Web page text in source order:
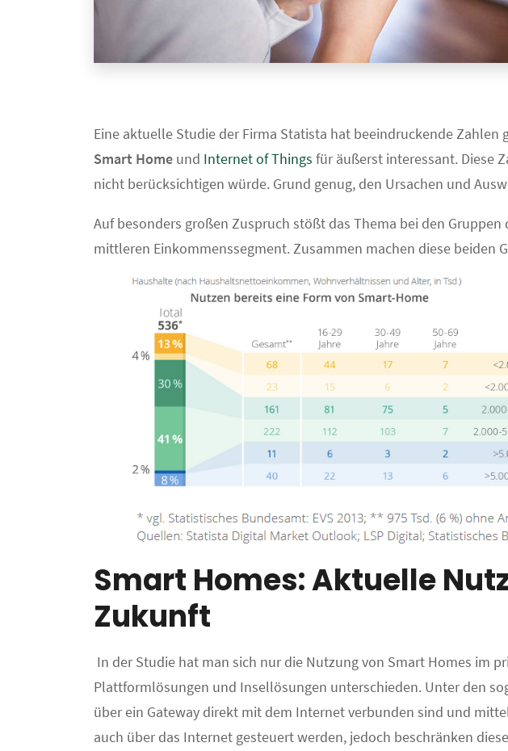
Eine aktuelle Studie der Firma Statista hat beeindruckende
Smart Homeund Internet of Things für äußerst interessant. Diese
nicht berücksichtigen würde. Grund genug, den Ursachen und
Auf besonders großen Zuspruch stößt das Thema bei den
mittleren Einkommenssegment. Zusammen machen diese beiden
Smart Homes: Aktuelle
Zukunft
In der Studie hat man sich nur die Nutzung von Smart Homes im
Plattformlösungen und Insellösungen unterschieden. Unter den
über ein Gateway direkt mit dem Internet verbunden sind und
auch über das Internet gesteuert werden, jedoch beschränken